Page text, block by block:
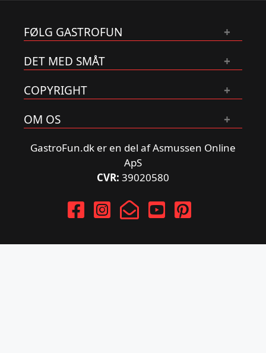
FØLG GASTROFUN
DET MED SMÅT
COPYRIGHT
OM OS
GastroFun.dk er en del af Asmussen Online
ApS
CVR: 39020580